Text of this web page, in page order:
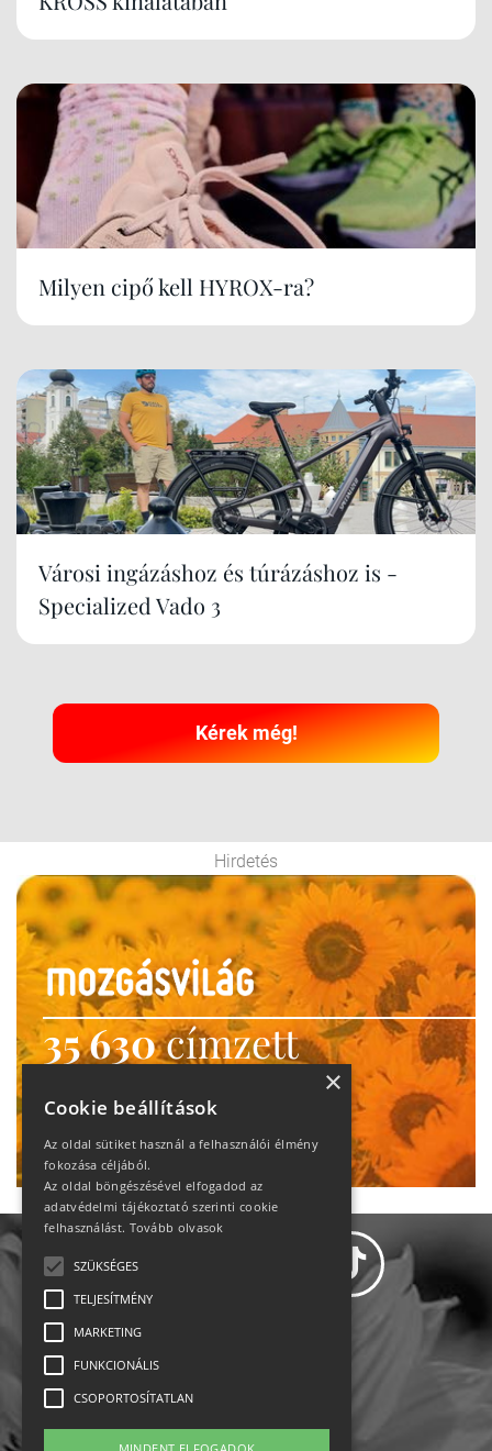
Milyen cipő kell HYROX-ra?
Városi ingázáshoz és túrázáshoz is -
Specialized Vado 3
Kérek még!
Hirdetés
35 630címzett
heti motiváció
Ne maradj le!
Állásajánlatok
×
Cookie beállítások
Az oldal sütiket használ a felhasználói élmény
fokozása céljából.
Az oldal böngészésével elfogadod az
adatvédelmi tájékoztató szerinti cookie
felhasználást. Tovább olvasok
SZÜKSÉGES
TELJESÍTMÉNY
MARKETING
FUNKCIONÁLIS
CSOPORTOSÍTATLAN